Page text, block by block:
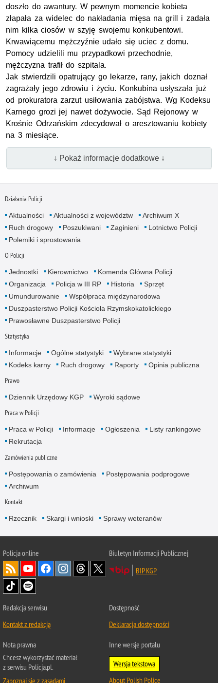
doszło do awantury. W pewnym momencie kobieta
złapała za widelec do nakładania mięsa na grill i zadała
nim kilka ciosów w szyję swojemu konkubentowi.
Krwawiącemu mężczyźnie udało się uciec z domu.
Pomocy udzielili mu przypadkowi przechodnie,
mężczyzna trafił do szpitala.
Jak stwierdzili opatrujący go lekarze, rany, jakich doznał
zagrażały jego zdrowiu i życiu. Konkubina usłyszała już
od prokuratora zarzut usiłowania zabójstwa. Wg Kodeksu
Karnego grozi jej nawet dożywocie. Sąd Rejonowy w
Krośnie Odrzańskim zdecydował o aresztowaniu kobiety
na 3 miesiące.
↓ Pokaż informacje dodatkowe ↓
Działania Policji
Aktualności Aktualności z województw
Archiwum X
Ruch drogowy
Poszukiwani Zaginieni
Lotnictwo Policji
Polemiki i sprostowania
O Policji
Jednostki Kierownictwo
Komenda Główna Policji
Organizacja
Policja w III RP Historia
Sprzęt
Umundurowanie
Współpraca międzynarodowa
Duszpasterstwo Policji Kościoła Rzymskokatolickiego
Prawosławne Duszpasterstwo Policji
Statystyka
Informacje Ogólne statystyki
Wybrane statystyki
Kodeks karny
Ruch drogowy Raporty Opinia publiczna
Prawo
Dziennik Urzędowy KGP Wyroki sądowe
Praca w Policji
Praca w Policji Informacje Ogłoszenia
Listy rankingowe
Rekrutacja
Zamówienia publiczne
Postępowania o zamówienia
Postępowania podprogowe
Archiwum
Kontakt
Rzecznik Skargi i wnioski Sprawy weteranów
Policjaonline
Biuletyn Informacji Publicznej
BIP KGP
Redakcja serwisu
Kontakt z redakcją
Dostępność
Deklaracja dostępności
Nota prawna
Chcesz wykorzystać materiał
z serwisu Policja.pl.
Zapoznaj się z zasadami
Inne wersje portalu
Wersja tekstowa
About Polish Police